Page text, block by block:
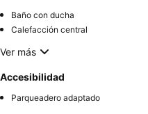
Baño con ducha
Calefacción central
Ver más
Accesibilidad
Parqueadero adaptado